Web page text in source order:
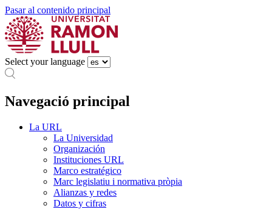
Pasar al contenido principal
Select your language
Navegació principal
La URL
La Universidad
Organización
Instituciones URL
Marco estratégico
Marc legislatiu i normativa pròpia
Alianzas y redes
Datos y cifras